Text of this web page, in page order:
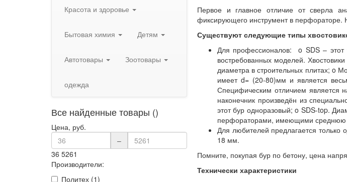
Красота и здоровье
Бытовая химия Детям
Автотовары Зоотовары
одежда
Все найденные товары ()
Цена, руб.
–
36 5261
Производители:
Политех (1)
Первое и главное отличие от сверла
фиксирующего инструмент в перфораторе.
Существуют следующие типы
Для профессионалов: o SDS –
востребованных моделей.
диаметра в строительных плитах; o
имеет d= (20-80)мм и является
Специфическим отличием является
наконечник произведён из
этот бур одноразовый; o SDS-top.
перфораторами, имеющими среднюю
Для любителей предлагается
18 мм.
Помните, покупая бур по бетону, цена
Технически характеристики